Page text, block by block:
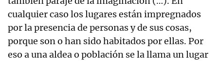
cualquier caso los lugares están impregnados
por la presencia de personas y de sus cosas,
porque son o han sido habitados por ellas. Por
eso a una aldea o población se la llama un lugar